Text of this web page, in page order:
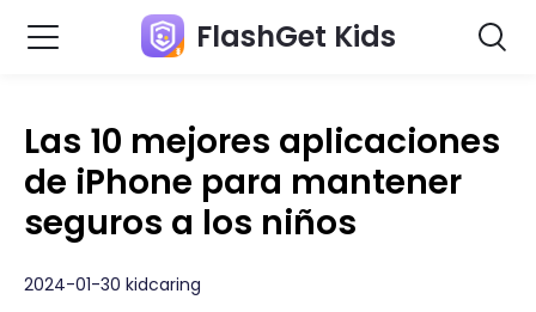
FlashGet Kids
Las 10 mejores aplicaciones
de iPhone para mantener
seguros a los niños
2024-01-30 kidcaring